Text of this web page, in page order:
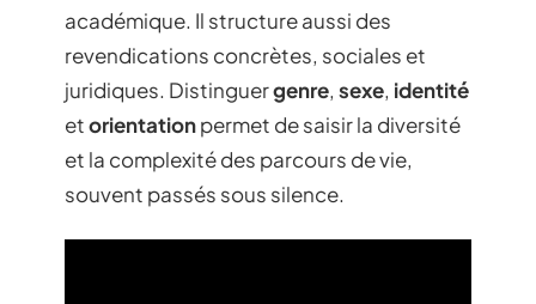
académique. Il structure aussi des
revendications concrètes, sociales et
juridiques. Distinguergenre, sexe, identité
etorientationpermet de saisir la diversité
et la complexité des parcours de vie,
souvent passés sous silence.